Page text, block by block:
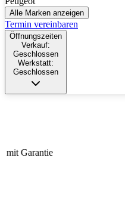
Alle Marken anzeigen
Termin vereinbaren
Öffnungszeiten
Verkauf:
Geschlossen
Werkstatt:
Geschlossen
Zertifizierte